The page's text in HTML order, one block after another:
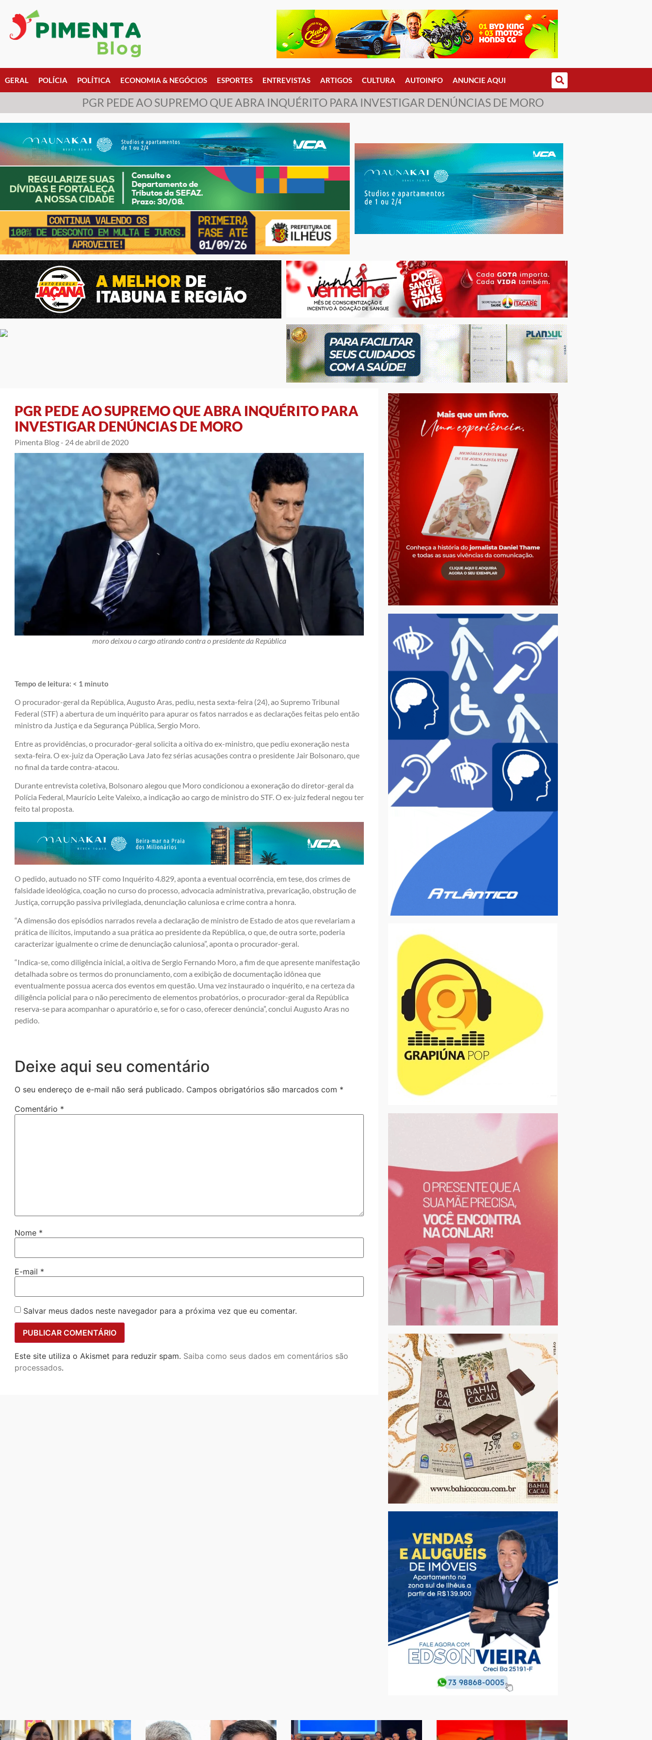
GERAL POLÍCIA POLÍTICA ECONOMIA & NEGÓCIOS ESPORTES ENTREVISTAS ARTIGOS CULTURA AUTOINFO ANUNCIE AQUI
PGR PEDE AO SUPREMO QUE ABRA INQUÉRITO PARA INVESTIGAR DENÚNCIAS DE MORO
PGR PEDE AO SUPREMO QUE ABRA INQUÉRITO PARA
INVESTIGAR DENÚNCIAS DE MORO
Pimenta Blog - 24 de abril de 2020
moro deixou o cargo atirando contra o presidente da República
Tempo de leitura: < 1 minuto
O procurador-geral da República, Augusto Aras, pediu, nesta sexta-feira (24), ao Supremo Tribunal
Federal (STF) a abertura de um inquérito para apurar os fatos narrados e as declarações feitas pelo então
ministro da Justiça e da Segurança Pública, Sergio Moro.
Entre as providências, o procurador-geral solicita a oitiva do ex-ministro, que pediu exoneração nesta
sexta-feira. O ex-juiz da Operação Lava Jato fez sérias acusações contra o presidente Jair Bolsonaro, que
no final da tarde contra-atacou.
Durante entrevista coletiva, Bolsonaro alegou que Moro condicionou a exoneração do diretor-geral da
Polícia Federal, Maurício Leite Valeixo, a indicação ao cargo de ministro do STF. O ex-juiz federal negou ter
feito tal proposta.
O pedido, autuado no STF como Inquérito 4.829, aponta a eventual ocorrência, em tese, dos crimes de
falsidade ideológica, coação no curso do processo, advocacia administrativa, prevaricação, obstrução de
Justiça, corrupção passiva privilegiada, denunciação caluniosa e crime contra a honra.
“A dimensão dos episódios narrados revela a declaração de ministro de Estado de atos que revelariam a
prática de ilícitos, imputando a sua prática ao presidente da República, o que, de outra sorte, poderia
caracterizar igualmente o crime de denunciação caluniosa”, aponta o procurador-geral.
“Indica-se, como diligência inicial, a oitiva de Sergio Fernando Moro, a fim de que apresente manifestação
detalhada sobre os termos do pronunciamento, com a exibição de documentação idônea que
eventualmente possua acerca dos eventos em questão. Uma vez instaurado o inquérito, e na certeza da
diligência policial para o não perecimento de elementos probatórios, o procurador-geral da República
reserva-se para acompanhar o apuratório e, se for o caso, oferecer denúncia”, conclui Augusto Aras no
pedido.
Deixe aqui seu comentário
O seu endereço de e-mail não será publicado. Campos obrigatórios são marcados com *
Comentário *
Nome *
E-mail *
Salvar meus dados neste navegador para a próxima vez que eu comentar.
Este site utiliza o Akismet para reduzir spam. Saiba como seus dados em comentários são
processados.